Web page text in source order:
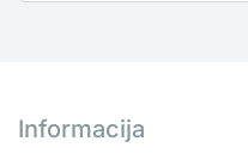
Informacija